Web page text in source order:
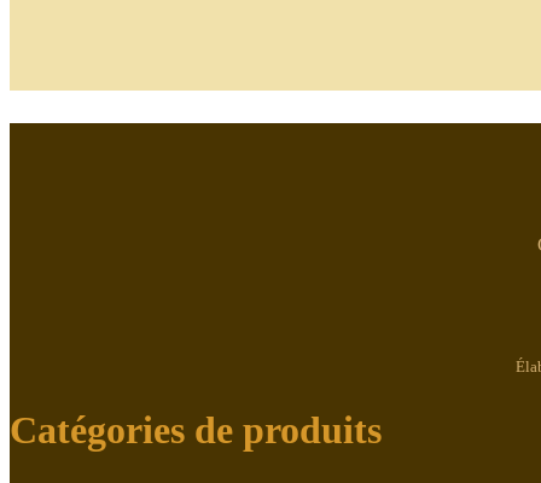
Catégories de produits